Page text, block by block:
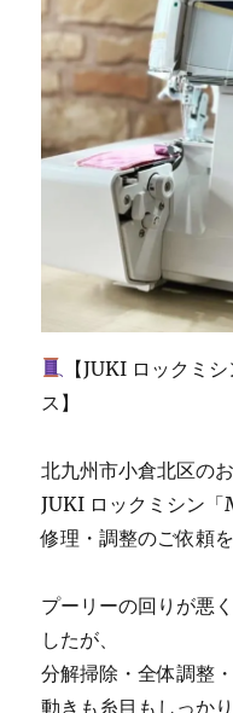
【JUKI ロックミ
ス】
北九州市小倉北区のお
JUKI ロックミシン
修理・調整のご依頼
プーリーの回りが悪
したが、
分解掃除・全体調整
動きも糸目もしっか